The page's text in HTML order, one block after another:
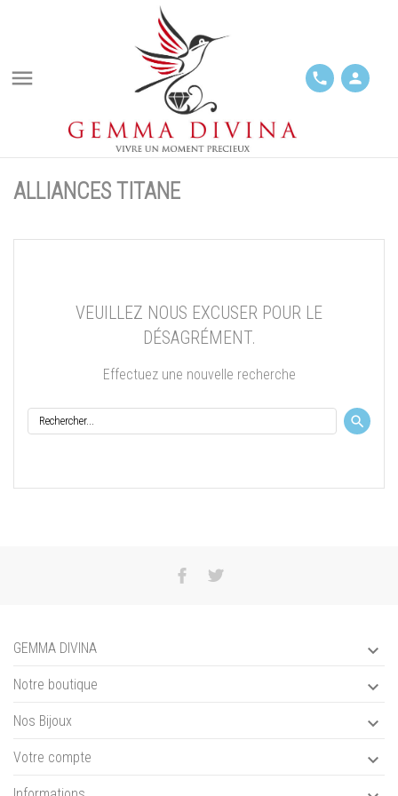
 phone person
ALLIANCES TITANE
VEUILLEZ NOUS EXCUSER POUR LE
DÉSAGRÉMENT.
Effectuez une nouvelle recherche
GEMMA DIVINA 
Notre boutique 
Nos Bijoux 
Votre compte 